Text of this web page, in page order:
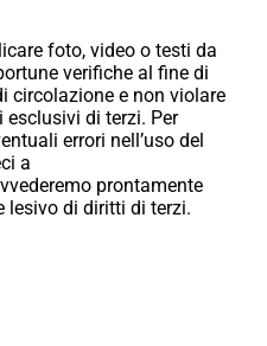
foto, video o testi da
verifiche al fine di
circolazione e non violare
di terzi. Per
errori nell’uso del
a
prontamente
lesivo di diritti di terzi.